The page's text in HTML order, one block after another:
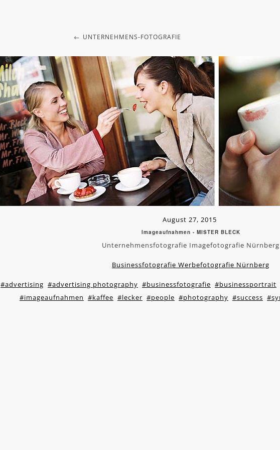
UNTERNEHMENS-FOTOGRAFIE
August 27, 2015
Imageaufnahmen - MISTER BLECK
Unternehmensfotografie Imagefotografie Nürnberg
Businessfotografie Werbefotografie Nürnberg
#advertising #advertising photography #businessfotografie #businessportrait
#imageaufnahmen #kaffee #lecker #people #photography #success